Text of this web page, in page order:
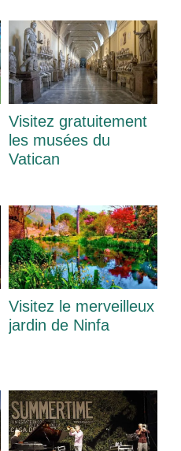
Visitez gratuitement
les musées du
Vatican
Visitez le merveilleux
jardin de Ninfa